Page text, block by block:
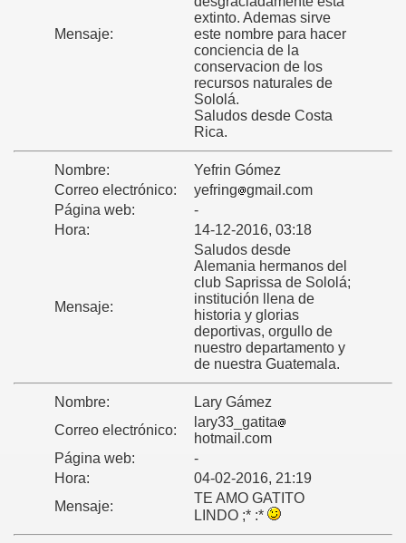
Mensaje:
extinto. Ademas sirve
este nombre para hacer
conciencia de la
conservacion de los
recursos naturales de
Sololá.
Saludos desde Costa
Rica.
Nombre:
Yefrin Gómez
Correo electrónico:
yefring
gmail.com
Página web:
-
Hora:
14-12-2016, 03:18
Mensaje:
Saludos desde
Alemania hermanos del
club Saprissa de Sololá;
institución llena de
historia y glorias
deportivas, orgullo de
nuestro departamento y
de nuestra Guatemala.
Nombre:
Lary Gámez
Correo electrónico:
lary33_gatita
hotmail.com
Página web:
-
Hora:
04-02-2016, 21:19
Mensaje:
TE AMO GATITO
LINDO ;* :*